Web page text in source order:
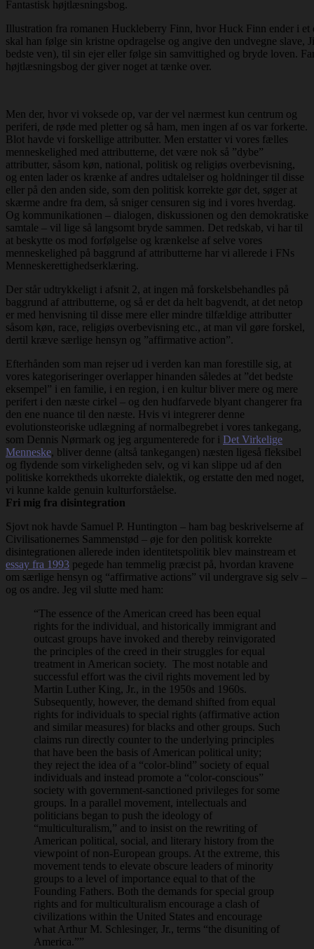
Illustration fra romanen Huckleberry Finn, hvor Huck Finn ender i et
skal han følge sin kristne opdragelse og angive den undvegne slave,
bedste ven), til sin ejer eller følge sin samvittighed og bryde loven.
højtlæsningsbog der giver noget at tænke over.
Men der, hvor vi voksede op, var der vel nærmest kun centrum og
periferi, de røde med pletter og så ham, men ingen af os var forkerte.
Blot havde vi forskellige attributter. Men erstatter vi vores fælles
menneskelighed med attributterne, det være nok så ”dybe”
attributter, såsom køn, national, politisk og religiøs overbevisning,
og enten lader os krænke af andres udtalelser og holdninger til disse
eller på den anden side, som den politisk korrekte gør det, søger at
skærme andre fra dem, så sniger censuren sig ind i vores hverdag.
Og kommunikationen – dialogen, diskussionen og den demokratiske
samtale – vil lige så langsomt bryde sammen. Det redskab, vi har til
at beskytte os mod forfølgelse og krænkelse af selve vores
menneskelighed på baggrund af attributterne har vi allerede i FNs
Menneskerettighedserklæring.
Der står udtrykkeligt i afsnit 2, at ingen må forskelsbehandles på
baggrund af attributterne, og så er det da helt bagvendt, at det netop
er med henvisning til disse mere eller mindre tilfældige attributter
såsom køn, race, religiøs overbevisning etc., at man vil gøre forskel,
dertil kræve særlige hensyn og ”affirmative action”.
Efterhånden som man rejser ud i verden kan man forestille sig, at
vores kategoriseringer overlapper hinanden således at ”det bedste
eksempel” i en familie, i en region, i en kultur bliver mere og mere
perifert i den næste cirkel – og den hudfarvede blyant changerer fra
den ene nuance til den næste. Hvis vi integrerer denne
evolutionsteoriske udlægning af normalbegrebet i vores tankegang,
som Dennis Nørmark og jeg argumenterede for i Det Virkelige
Menneske, bliver denne (altså tankegangen) næsten ligeså fleksibel
og flydende som virkeligheden selv, og vi kan slippe ud af den
politiske korrektheds ukorrekte dialektik, og erstatte den med noget,
vi kunne kalde genuin kulturforståelse.
Fri mig fra disintegration
Sjovt nok havde Samuel P. Huntington – ham bag beskrivelserne af
Civilisationernes Sammenstød – øje for den politisk korrekte
disintegrationen allerede inden identitetspolitik blev mainstream et
essay fra 1993 pegede han temmelig præcist på, hvordan kravene
om særlige hensyn og “affirmative actions” vil undergrave sig selv –
og os andre. Jeg vil slutte med ham:
“The essence of the American creed has been equal
rights for the individual, and historically immigrant and
outcast groups have invoked and thereby reinvigorated
the principles of the creed in their struggles for equal
treatment in American society. The most notable and
successful effort was the civil rights movement led by
Martin Luther King, Jr., in the 1950s and 1960s.
Subsequently, however, the demand shifted from equal
rights for individuals to special rights (affirmative action
and similar measures) for blacks and other groups. Such
claims run directly counter to the underlying principles
that have been the basis of American political unity;
they reject the idea of a “color-blind” society of equal
individuals and instead promote a “color-conscious”
society with government-sanctioned privileges for some
groups. In a parallel movement, intellectuals and
politicians began to push the ideology of
“multiculturalism,” and to insist on the rewriting of
American political, social, and literary history from the
viewpoint of non-European groups. At the extreme, this
movement tends to elevate obscure leaders of minority
groups to a level of importance equal to that of the
Founding Fathers. Both the demands for special group
rights and for multiculturalism encourage a clash of
civilizations within the United States and encourage
what Arthur M. Schlesinger, Jr., terms “the disuniting of
America.””